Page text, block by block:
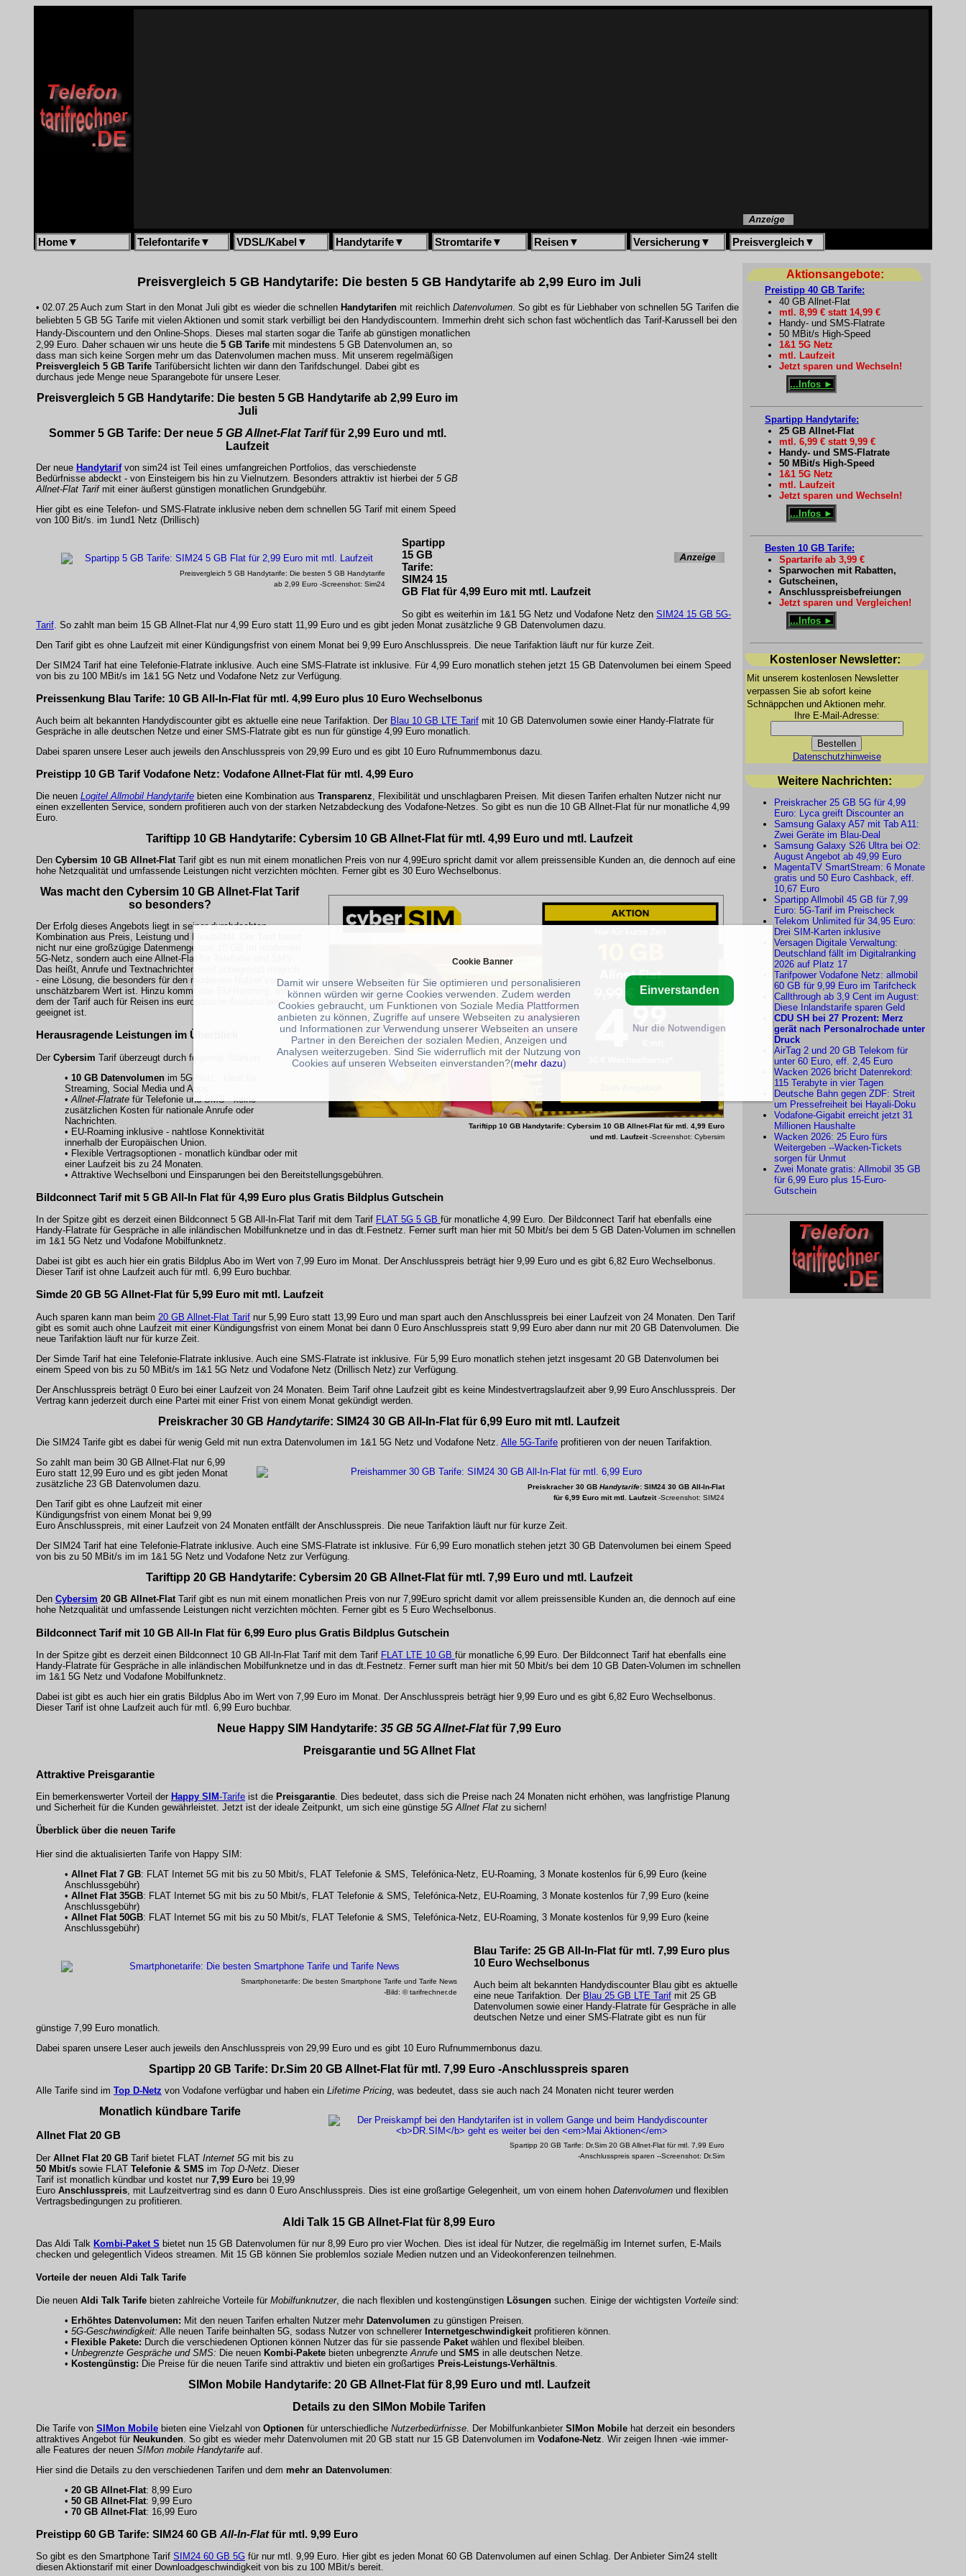
Home▼ Telefontarife▼ VDSL/Kabel ▼ Handytarife▼ Stromtarife▼ Reisen▼ Versicherung▼ Preisvergleich▼
Preisvergleich 5 GB Handytarife: Die besten 5 GB Handytarife ab 2,99 Euro im Juli
• 02.07.25 Auch zum Start in den Monat Juli gibt es wieder die schnellen Handytarifen mit reichlich Datenvolumen. So gibt es für Liebhaber von schnellen 5G Tarifen die
beliebten 5 GB 5G Tarife mit vielen Aktionen und somit stark verbilligt bei den Handydiscountern. Immerhin dreht sich schon fast wöchentlich das Tarif-Karussell bei den
Handy-Discountern und den Online-Shops. Dieses mal starten sogar die Tarife ab günstigen monatlichen
2,99 Euro. Daher schauen wir uns heute die 5 GB Tarife mit mindestens 5 GB Datenvolumen an, so
dass man sich keine Sorgen mehr um das Datenvolumen machen muss. Mit unserem regelmäßigen
Preisvergleich 5 GB Tarife Tarifübersicht lichten wir dann den Tarifdschungel. Dabei gibt es
durchaus jede Menge neue Sparangebote für unsere Leser.
Preisvergleich 5 GB Handytarife: Die besten 5 GB Handytarife ab 2,99 Euro im
Juli
Sommer 5 GB Tarife: Der neue 5 GB Allnet-Flat Tariffür 2,99 Euround mtl.
Laufzeit
Der neue Handytarifvon sim24 ist Teil eines umfangreichen Portfolios, das verschiedenste
Bedürfnisse abdeckt - von Einsteigern bis hin zu Vielnutzern. Besonders attraktiv ist hierbei der 5 GB
Allnet-Flat Tarifmit einer äußerst günstigen monatlichen Grundgebühr.
Hier gibt es eine Telefon- und SMS-Flatrate inklusive neben dem schnellen 5G Tarif mit einem Speed
von 100 Bit/s. im 1und1 Netz (Drillisch)
Preisvergleich 5 GB Handytarife: Die besten 5 GB Handytarife
ab 2,99 Euro -Screenshot: Sim24
Spartipp
15 GB
Tarife:
SIM24 15
GB Flat für 4,99 Euro mit mtl. Laufzeit
So gibt es weiterhin im 1&1 5G Netz und Vodafone Netz den SIM24 15 GB 5G-
Tarif . So zahlt man beim 15 GB Allnet-Flat nur 4,99 Euro statt 11,99 Euro und es gibt jeden Monat zusätzliche 9 GB Datenvolumen dazu.
Den Tarif gibt es ohne Laufzeit mit einer Kündigungsfrist von einem Monat bei 9,99 Euro Anschlusspreis. Die neue Tarifaktion läuft nur für kurze Zeit.
Der SIM24 Tarif hat eine Telefonie-Flatrate inklusive. Auch eine SMS-Flatrate ist inklusive. Für 4,99 Euro monatlich stehen jetzt 15 GB Datenvolumen bei einem Speed
von bis zu 100 MBit/s im 1&1 5G Netz und Vodafone Netz zur Verfügung.
Preissenkung Blau Tarife: 10 GB All-In-Flat für mtl. 4,99 Euro plus 10 Euro Wechselbonus
Auch beim alt bekannten Handydiscounter gibt es aktuelle eine neue Tarifaktion. Der Blau 10 GB LTE Tarif mit 10 GB Datenvolumen sowie einer Handy-Flatrate für
Gespräche in alle deutschen Netze und einer SMS-Flatrate gibt es nun für günstige 4,99 Euro monatlich.
Dabei sparen unsere Leser auch jeweils den Anschlusspreis von 29,99 Euro und es gibt 10 Euro Rufnummernbonus dazu.
Preistipp 10 GB Tarif Vodafone Netz: Vodafone Allnet-Flat für mtl. 4,99 Euro
Die neuen Logitel Allmobil Handytarife bieten eine Kombination aus Transparenz, Flexibilität und unschlagbaren Preisen. Mit diesen Tarifen erhalten Nutzer nicht nur
einen exzellenten Service, sondern profitieren auch von der starken Netzabdeckung des Vodafone-Netzes. So gibt es nun die 10 GB Allnet-Flat für nur monatliche 4,99
Euro.
Tariftipp 10 GB Handytarife: Cybersim 10 GB Allnet-Flatfür mtl. 4,99 Euro und mtl. Laufzeit
Den Cybersim 10 GB Allnet-FlatTarif gibt es nun mit einem monatlichen Preis von nur 4,99Euro spricht damit vor allem preissensible Kunden an, die dennoch auf eine
hohe Netzqualität und umfassende Leistungen nicht verzichten möchten. Ferner gibt es 30 Euro Wechselbonus.
Tariftipp 10 GB Handytarife: Cybersim 10 GB Allnet-Flatfür mtl. 4,99 Euro
und mtl. Laufzeit-Screenshot: Cybersim
Was macht den Cybersim 10 GB Allnet-Flat Tarif
so besonders?
Der Erfolg dieses Angebots liegt in seiner durchdachten
Kombination aus Preis, Leistung und Flexibilität. Der Tarif bietet
nicht nur eine großzügige Datenmenge von
5G-Netz, sondern auch eine Allnet-Flat
Das heißt, Anrufe und Textnachrichten sind unbegrenzt möglich
- eine Lösung, die besonders für den modernen Nutzer von
unschätzbarem Wert ist. Hinzu kommt das EU-Roaming, mit
dem der Tarif auch für Reisen ins europäische Ausland bestens
geeignet ist.
Herausragende Leistungen im Überblick
Der Cybersim Tarif überzeugt durch folgende Stärken:
• 10 GB Datenvolumen im 5G-Netz - ideal für
Streaming, Social Media und Apps.
• Allnet-Flatrate für Telefonie und SMS - keine
zusätzlichen Kosten für nationale Anrufe oder
Nachrichten.
• EU-Roaming inklusive - nahtlose Konnektivität
innerhalb der Europäischen Union.
• Flexible Vertragsoptionen - monatlich kündbar oder mit
einer Laufzeit bis zu 24 Monaten.
• Attraktive Wechselboni und Einsparungen bei den Bereitstellungsgebühren.
Bildconnect Tarif mit 5 GB All-In Flat für 4,99 Euro plus Gratis Bildplus Gutschein
In der Spitze gibt es derzeit einen Bildconnect 5 GB All-In-Flat Tarif mit dem Tarif FLAT 5G 5 GB für monatliche 4,99 Euro. Der Bildconnect Tarif hat ebenfalls eine
Handy-Flatrate für Gespräche in alle inländischen Mobilfunknetze und in das dt.Festnetz. Ferner surft man hier mit 50 Mbit/s bei dem 5 GB Daten-Volumen im schnellen
im 1&1 5G Netz und Vodafone Mobilfunknetz.
Dabei ist gibt es auch hier ein gratis Bildplus Abo im Wert von 7,99 Euro im Monat. Der Anschlusspreis beträgt hier 9,99 Euro und es gibt 6,82 Euro Wechselbonus.
Dieser Tarif ist ohne Laufzeit auch für mtl. 6,99 Euro buchbar.
Simde 20 GB 5G Allnet-Flat für 5,99 Euro mit mtl. Laufzeit
Auch sparen kann man beim 20 GB Allnet-Flat Tarif nur 5,99 Euro statt 13,99 Euro und man spart auch den Anschlusspreis bei einer Laufzeit von 24 Monaten. Den Tarif
gibt es somit auch ohne Laufzeit mit einer Kündigungsfrist von einem Monat bei dann 0 Euro Anschlusspreis statt 9,99 Euro aber dann nur mit 20 GB Datenvolumen. Die
neue Tarifaktion läuft nur für kurze Zeit.
Der Simde Tarif hat eine Telefonie-Flatrate inklusive. Auch eine SMS-Flatrate ist inklusive. Für 5,99 Euro monatlich stehen jetzt insgesamt 20 GB Datenvolumen bei
einem Speed von bis zu 50 MBit/s im 1&1 5G Netz und Vodafone Netz (Drillisch Netz) zur Verfügung.
Der Anschlusspreis beträgt 0 Euro bei einer Laufzeit von 24 Monaten. Beim Tarif ohne Laufzeit gibt es keine Mindestvertragslaufzeit aber 9,99 Euro Anschlusspreis. Der
Vertrag kann jederzeit durch eine Partei mit einer Frist von einem Monat gekündigt werden.
Preiskracher 30 GB Handytarife: SIM24 30 GB All-In-Flat für 6,99 Euro mit mtl. Laufzeit
Die SIM24 Tarife gibt es dabei für wenig Geld mit nun extra Datenvolumen im 1&1 5G Netz und Vodafone Netz. Alle 5G-Tarife profitieren von der neuen Tarifaktion.
Preiskracher 30 GB Handytarife: SIM24 30 GB All-In-Flat
für 6,99 Euro mit mtl. Laufzeit-Screenshot: SIM24
So zahlt man beim 30 GB Allnet-Flat nur 6,99
Euro statt 12,99 Euro und es gibt jeden Monat
zusätzliche 23 GB Datenvolumen dazu.
Den Tarif gibt es ohne Laufzeit mit einer
Kündigungsfrist von einem Monat bei 9,99
Euro Anschlusspreis, mit einer Laufzeit von 24 Monaten entfällt der Anschlusspreis. Die neue Tarifaktion läuft nur für kurze Zeit.
Der SIM24 Tarif hat eine Telefonie-Flatrate inklusive. Auch eine SMS-Flatrate ist inklusive. Für 6,99 Euro monatlich stehen jetzt 30 GB Datenvolumen bei einem Speed
von bis zu 50 MBit/s im im 1&1 5G Netz und Vodafone Netz zur Verfügung.
Tariftipp 20 GB Handytarife: Cybersim 20 GB Allnet-Flatfür mtl. 7,99 Euro und mtl. Laufzeit
Den Cybersim 20 GB Allnet-FlatTarif gibt es nun mit einem monatlichen Preis von nur 7,99Euro spricht damit vor allem preissensible Kunden an, die dennoch auf eine
hohe Netzqualität und umfassende Leistungen nicht verzichten möchten. Ferner gibt es 5 Euro Wechselbonus.
Bildconnect Tarif mit 10 GB All-In Flat für 6,99 Euro plus Gratis Bildplus Gutschein
In der Spitze gibt es derzeit einen Bildconnect 10 GB All-In-Flat Tarif mit dem Tarif FLAT LTE 10 GB für monatliche 6,99 Euro. Der Bildconnect Tarif hat ebenfalls eine
Handy-Flatrate für Gespräche in alle inländischen Mobilfunknetze und in das dt.Festnetz. Ferner surft man hier mit 50 Mbit/s bei dem 10 GB Daten-Volumen im schnellen
im 1&1 5G Netz und Vodafone Mobilfunknetz.
Dabei ist gibt es auch hier ein gratis Bildplus Abo im Wert von 7,99 Euro im Monat. Der Anschlusspreis beträgt hier 9,99 Euro und es gibt 6,82 Euro Wechselbonus.
Dieser Tarif ist ohne Laufzeit auch für mtl. 6,99 Euro buchbar.
Neue Happy SIM Handytarife: 35 GB 5G Allnet-Flatfür 7,99 Euro
Preisgarantie und 5G Allnet Flat
Attraktive Preisgarantie
Ein bemerkenswerter Vorteil der Happy SIM-Tarife ist die Preisgarantie. Dies bedeutet, dass sich die Preise nach 24 Monaten nicht erhöhen, was langfristige Planung
und Sicherheit für die Kunden gewährleistet. Jetzt ist der ideale Zeitpunkt, um sich eine günstige 5G Allnet Flat zu sichern!
Überblick über die neuen Tarife
Hier sind die aktualisierten Tarife von Happy SIM:
• Allnet Flat 7 GB: FLAT Internet 5G mit bis zu 50 Mbit/s, FLAT Telefonie & SMS, Telefónica-Netz, EU-Roaming, 3 Monate kostenlos für 6,99 Euro (keine
Anschlussgebühr)
• Allnet Flat 35GB: FLAT Internet 5G mit bis zu 50 Mbit/s, FLAT Telefonie & SMS, Telefónica-Netz, EU-Roaming, 3 Monate kostenlos für 7,99 Euro (keine
Anschlussgebühr)
• Allnet Flat 50GB: FLAT Internet 5G mit bis zu 50 Mbit/s, FLAT Telefonie & SMS, Telefónica-Netz, EU-Roaming, 3 Monate kostenlos für 9,99 Euro (keine
Anschlussgebühr)
Smartphonetarife: Die besten Smartphone Tarife und Tarife News
-Bild: © tarifrechner.de
Blau Tarife: 25 GB All-In-Flat für mtl. 7,99 Euro plus
10 Euro Wechselbonus
Auch beim alt bekannten Handydiscounter Blau gibt es aktuelle
eine neue Tarifaktion. Der Blau 25 GB LTE Tarif mit 25 GB
Datenvolumen sowie einer Handy-Flatrate für Gespräche in alle
deutschen Netze und einer SMS-Flatrate gibt es nun für
günstige 7,99 Euro monatlich.
Dabei sparen unsere Leser auch jeweils den Anschlusspreis von 29,99 Euro und es gibt 10 Euro Rufnummernbonus dazu.
Spartipp 20 GB Tarife: Dr.Sim 20 GB Allnet-Flat für mtl. 7,99 Euro -Anschlusspreis sparen
Alle Tarife sind im Top D-Netz von Vodafone verfügbar und haben ein Lifetime Pricing, was bedeutet, dass sie auch nach 24 Monaten nicht teurer werden
Spartipp 20 GB Tarife: Dr.Sim 20 GB Allnet-Flat für mtl. 7,99 Euro
-Anschlusspreis sparen --Screenshot: Dr.Sim
Monatlich kündbare Tarife
Allnet Flat 20 GB
Der Allnet Flat 20 GB Tarif bietet FLAT Internet 5G mit bis zu
50 Mbit/s sowie FLAT Telefonie & SMS im Top D-Netz . Dieser
Tarif ist monatlich kündbar und kostet nur 7,99 Euro bei 19,99
Euro Anschlusspreis , mit Laufzeitvertrag sind es dann 0 Euro Anschlusspreis. Dies ist eine großartige Gelegenheit, um von einem hohen Datenvolumen und flexiblen
Vertragsbedingungen zu profitieren.
Aldi Talk 15 GB Allnet-Flat für 8,99 Euro
Das Aldi Talk Kombi-Paket S bietet nun 15 GB Datenvolumen für nur 8,99 Euro pro vier Wochen. Dies ist ideal für Nutzer, die regelmäßig im Internet surfen, E-Mails
checken und gelegentlich Videos streamen. Mit 15 GB können Sie problemlos soziale Medien nutzen und an Videokonferenzen teilnehmen.
Vorteile der neuen Aldi Talk Tarife
Die neuen Aldi Talk Tarife bieten zahlreiche Vorteile für Mobilfunknutzer, die nach flexiblen und kostengünstigen Lösungen suchen. Einige der wichtigsten Vorteile sind:
• Erhöhtes Datenvolumen: Mit den neuen Tarifen erhalten Nutzer mehr Datenvolumen zu günstigen Preisen.
• 5G-Geschwindigkeit: Alle neuen Tarife beinhalten 5G, sodass Nutzer von schnellerer Internetgeschwindigkeitprofitieren können.
• Flexible Pakete: Durch die verschiedenen Optionen können Nutzer das für sie passende Paketwählen und flexibel bleiben.
• Unbegrenzte Gespräche und SMS: Die neuen Kombi-Pakete bieten unbegrenzteAnrufe und SMS in alle deutschen Netze.
• Kostengünstig: Die Preise für die neuen Tarife sind attraktiv und bieten ein großartiges Preis-Leistungs-Verhältnis.
SIMon Mobile Handytarife: 20 GB Allnet-Flat für 8,99 Euro und mtl. Laufzeit
Details zu den SIMon Mobile Tarifen
Die Tarife von SIMon Mobile bieten eine Vielzahl von Optionen für unterschiedliche Nutzerbedürfnisse. Der Mobilfunkanbieter SIMon Mobile hat derzeit ein besonders
attraktives Angebot für Neukunden. So gibt es wieder mehr Datenvolumen mit 20 GB statt nur 15 GB Datenvolumen im Vodafone-Netz. Wir zeigen Ihnen -wie immer-
alle Features der neuen SIMon mobile Handytarife auf.
Hier sind die Details zu den verschiedenen Tarifen und dem mehr an Datenvolumen:
• 20 GB Allnet-Flat: 8,99 Euro
• 50 GB Allnet-Flat: 9,99 Euro
• 70 GB Allnet-Flat: 16,99 Euro
Preistipp 60 GB Tarife: SIM24 60 GB All-In-Flatfür mtl. 9,99 Euro
So gibt es den Smartphone Tarif SIM24 60 GB 5G für nur mtl. 9,99 Euro. Hier gibt es jeden Monat 60 GB Datenvolumen auf einen Schlag. Der Anbieter Sim24 stellt
diesen Aktionstarif mit einer Downloadgeschwindigkeit von bis zu 100 MBit/s bereit.
Aktionsangebote:
Preistipp 40 GB Tarife:
40 GB Allnet-Flat
mtl. 8,99 € statt 14,99 €
Handy- und SMS-Flatrate
50 MBit/s High-Speed
1&1 5G Netz
mtl. Laufzeit
Jetzt sparen und Wechseln!
...Infos ►
Spartipp Handytarife:
25 GB Allnet-Flat
mtl. 6,99 € statt 9,99 €
Handy- und SMS-Flatrate
50 MBit/s High-Speed
1&1 5G Netz
mtl. Laufzeit
Jetzt sparen und Wechseln!
...Infos ►
Besten 10 GB Tarife:
Spartarife ab 3,99 €
Sparwochen mit Rabatten,
Gutscheinen,
Anschlusspreisbefreiungen
Jetzt sparen und Vergleichen!
...Infos ►
Kostenloser Newsletter:
Mit unserem kostenlosen Newsletter
verpassen Sie ab sofort keine
Schnäppchen und Aktionen mehr.
Ihre E-Mail-Adresse:
Datenschutzhinweise
Weitere Nachrichten:
Preiskracher 25 GB 5G für 4,99
Euro: Lyca greift Discounter an
Samsung Galaxy A57 mit Tab A11:
Zwei Geräte im Blau-Deal
Samsung Galaxy S26 Ultra bei O2:
August Angebot ab 49,99 Euro
MagentaTV SmartStream: 6 Monate
gratis und 50 Euro Cashback, eff.
10,67 Euro
Spartipp Allmobil 45 GB für 7,99
Euro: 5G-Tarif im Preischeck
Telekom Unlimited für 34,95 Euro:
Drei SIM-Karten inklusive
Versagen Digitale Verwaltung:
Deutschland fällt im Digitalranking
2026 auf Platz 17
Tarifpower Vodafone Netz: allmobil
60 GB für 9,99 Euro im Tarifcheck
Callthrough ab 3,9 Cent im August:
Diese Inlandstarife sparen Geld
CDU SH bei 27 Prozent: Merz
gerät nach Personalrochade unter
Druck
AirTag 2 und 20 GB Telekom für
unter 60 Euro, eff. 2,45 Euro
Wacken 2026 bricht Datenrekord:
115 Terabyte in vier Tagen
Deutsche Bahn gegen ZDF: Streit
um Pressefreiheit bei Hayali-Doku
Vodafone-Gigabit erreicht jetzt 31
Millionen Haushalte
Wacken 2026: 25 Euro fürs
Weitergeben --Wacken-Tickets
sorgen für Unmut
Zwei Monate gratis: Allmobil 35 GB
für 6,99 Euro plus 15-Euro-
Gutschein
Cookie Banner
Damit wir unsere Webseiten für Sie optimieren und personalisieren
können würden wir gerne Cookies verwenden. Zudem werden
Cookies gebraucht, um Funktionen von Soziale Media Plattformen
anbieten zu können, Zugriffe auf unsere Webseiten zu analysieren
und Informationen zur Verwendung unserer Webseiten an unsere
Partner in den Bereichen der sozialen Medien, Anzeigen und
Analysen weiterzugeben. Sind Sie widerruflich mit der Nutzung von
Cookies auf unseren Webseiten einverstanden?(mehr dazu)
Einverstanden
Nur die Notwendigen